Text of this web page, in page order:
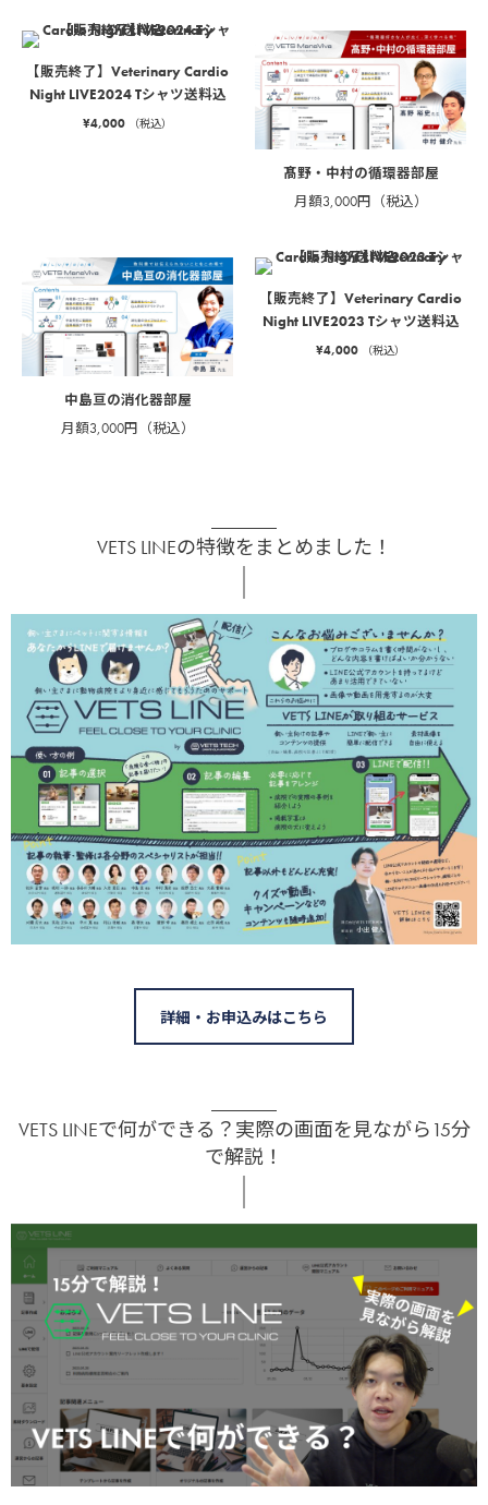
【販売終了】Veterinary Cardio
Night LIVE2024 Tシャツ送料込
¥4,000 （税込）
髙野・中村の循環器部屋
月額3,000円（税込）
中島亘の消化器部屋
月額3,000円（税込）
【販売終了】Veterinary Cardio
Night LIVE2023 Tシャツ送料込
¥4,000 （税込）
VETS LINEの特徴をまとめました！
詳細・お申込みはこちら
VETS LINEで何ができる？実際の画面を見ながら15分
で解説！